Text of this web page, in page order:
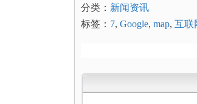
分类： 新闻资讯
标签： 7, Google, map, 互联